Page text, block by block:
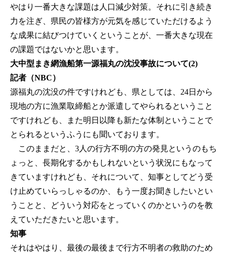
やはり一番大きな課題は人口減少対策。それに引き続き
力を注ぎ、県民の皆様方が元気を感じていただけるよう
な成果に結びつけていくということが、一番大きな現在
の課題ではないかと思います。
大中型まき網漁船第一源福丸の沈没事故について(2)
記者（NBC）
源福丸の沈没の件ですけれども、県としては、24日から
現地の方に漁業取締船とか派遣してやられるということ
ですけれども、また明日以降も新たな体制ということで
とられるというふうにも聞いております。
このままだと、3人の行方不明の方の発見というのもち
ょっと、長期化するかもしれないという状況にもなって
きていますけれども、それについて、知事としてどう受
け止めていらっしゃるのか、もう一度お聞きしたいとい
うことと、どういう対応をとっていくのかというのを教
えていただきたいと思います。
知事
それはやはり、最後の最後まで行方不明者の救助のため